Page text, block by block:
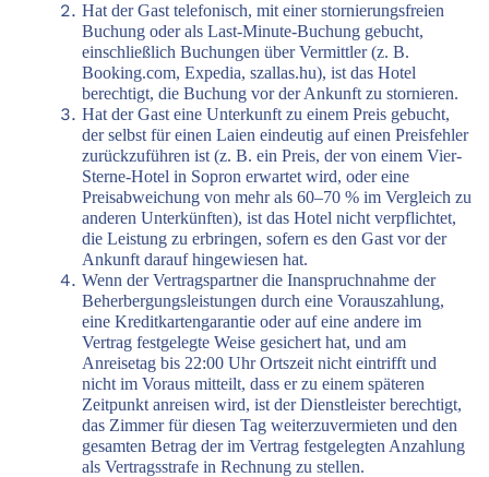
Hat der Gast telefonisch, mit einer stornierungsfreien
Buchung oder als Last-Minute-Buchung gebucht,
einschließlich Buchungen über Vermittler (z. B.
Booking.com, Expedia, szallas.hu), ist das Hotel
berechtigt, die Buchung vor der Ankunft zu stornieren.
Hat der Gast eine Unterkunft zu einem Preis gebucht,
der selbst für einen Laien eindeutig auf einen Preisfehler
zurückzuführen ist (z. B. ein Preis, der von einem Vier-
Sterne-Hotel in Sopron erwartet wird, oder eine
Preisabweichung von mehr als 60–70 % im Vergleich zu
anderen Unterkünften), ist das Hotel nicht verpflichtet,
die Leistung zu erbringen, sofern es den Gast vor der
Ankunft darauf hingewiesen hat.
Wenn der Vertragspartner die Inanspruchnahme der
Beherbergungsleistungen durch eine Vorauszahlung,
eine Kreditkartengarantie oder auf eine andere im
Vertrag festgelegte Weise gesichert hat, und am
Anreisetag bis 22:00 Uhr Ortszeit nicht eintrifft und
nicht im Voraus mitteilt, dass er zu einem späteren
Zeitpunkt anreisen wird, ist der Dienstleister berechtigt,
das Zimmer für diesen Tag weiterzuvermieten und den
gesamten Betrag der im Vertrag festgelegten Anzahlung
als Vertragsstrafe in Rechnung zu stellen.